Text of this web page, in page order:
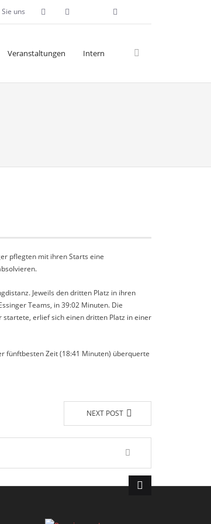
uns
Veranstaltungen Intern
pflegten mit ihren Starts eine
Jeweils den dritten Platz in ihren
Teams, in 39:02 Minuten. Die
startete, erlief sich einen dritten Platz in einer
fünftbesten Zeit (18:41 Minuten) überquerte
NEXT POST